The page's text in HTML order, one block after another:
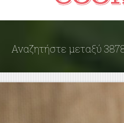
Αναζητήστε μεταξύ